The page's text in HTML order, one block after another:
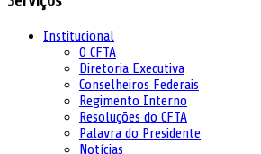
Institucional
O CFTA
Diretoria Executiva
Conselheiros Federais
Regimento Interno
Resoluções do CFTA
Palavra do Presidente
Notícias